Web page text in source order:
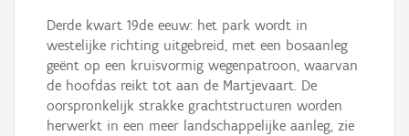
Derde kwart 19de eeuw: het park wordt in
westelijke richting uitgebreid, met een bosaanleg
geënt op een kruisvormig wegenpatroon, waarvan
de hoofdas reikt tot aan de Martjevaart. De
oorspronkelijk strakke grachtstructuren worden
herwerkt in een meer landschappelijke aanleg, zie